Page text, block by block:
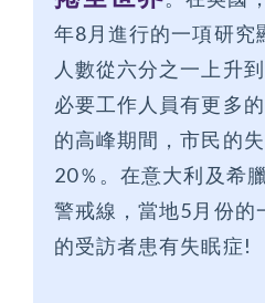
年8月進行的一項研究
人數從六分之一上升
必要工作人員有更多
的高峰期間，市民的
20％。在意大利及希
警戒線，當地5月份的
的受訪者患有失眠症!